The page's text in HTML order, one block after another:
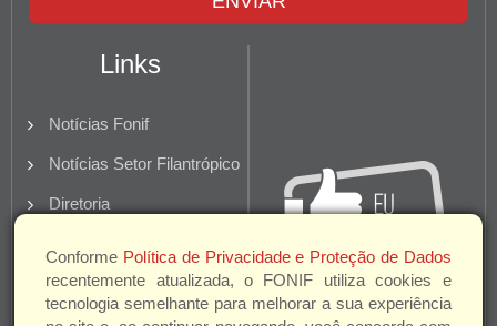
Links
Notícias Fonif
Notícias Setor Filantrópico
Diretoria
Parceiros e Apoio
Conforme Política de Privacidade e Proteção de Dados
recentemente atualizada, o FONIF utiliza cookies e
tecnologia semelhante para melhorar a sua experiência